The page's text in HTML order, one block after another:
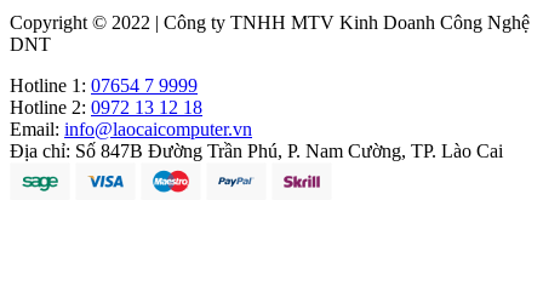
Copyright © 2022 | Công ty TNHH MTV Kinh Doanh Công Nghệ
DNT
Hotline 1: 07654 7 9999
Hotline 2: 0972 13 12 18
Email: info@laocaicomputer.vn
Địa chỉ: Số 847B Đường Trần Phú, P. Nam Cường, TP. Lào Cai